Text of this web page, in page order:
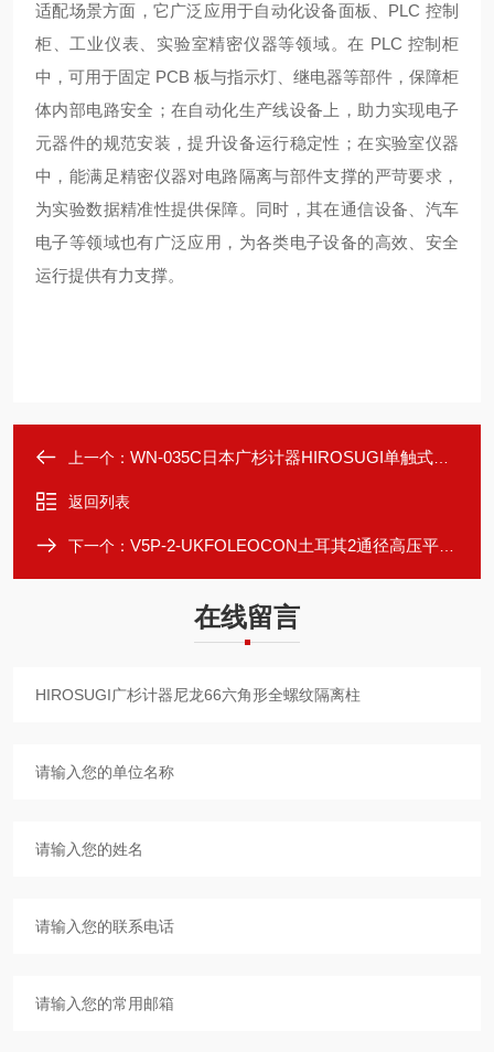
适配场景方面，它广泛应用于自动化设备面板、PLC 控制
柜、工业仪表、实验室精密仪器等领域。在 PLC 控制柜
中，可用于固定 PCB 板与指示灯、继电器等部件，保障柜
体内部电路安全；在自动化生产线设备上，助力实现电子
元器件的规范安装，提升设备运行稳定性；在实验室仪器
中，能满足精密仪器对电路隔离与部件支撑的严苛要求，
为实验数据精准性提供保障。同时，其在通信设备、汽车
电子等领域也有广泛应用，为各类电子设备的高效、安全
运行提供有力支撑。
上一个： WN-035C日本广杉计器HIROSUGI单触式尼龙66间隔柱
返回列表
下一个： V5P-2-UKFOLEOCON土耳其2通径高压平面式液压快速接头
在线留言